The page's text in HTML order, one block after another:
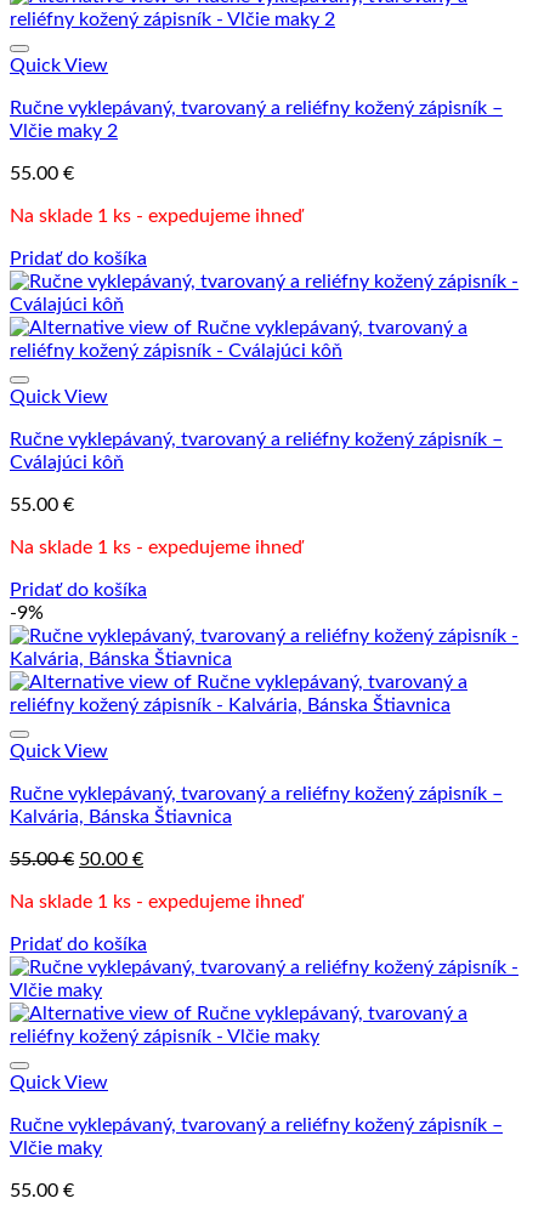
Quick View
Ručne vyklepávaný, tvarovaný a reliéfny kožený zápisník –
Vlčie maky 2
55.00 €
Na sklade 1 ks - expedujeme ihneď
Pridať do košíka
Quick View
Ručne vyklepávaný, tvarovaný a reliéfny kožený zápisník –
Cválajúci kôň
55.00 €
Na sklade 1 ks - expedujeme ihneď
Pridať do košíka
-9%
Quick View
Ručne vyklepávaný, tvarovaný a reliéfny kožený zápisník –
Kalvária, Bánska Štiavnica
55.00€ Pôvodná
bola:
50.00 €Aktuálna
je:
Na sklade 1 ks - expedujeme ihneď
Pridať do košíka
Quick View
Ručne vyklepávaný, tvarovaný a reliéfny kožený zápisník –
Vlčie maky
55.00 €